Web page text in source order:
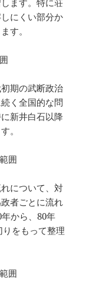
ます。特に荘
にくい部分か
す。
期の武断政治
く全国的な問
新井白石以降
。
囲
について、対
者ごとに流れ
から、80年
をもって整理
囲